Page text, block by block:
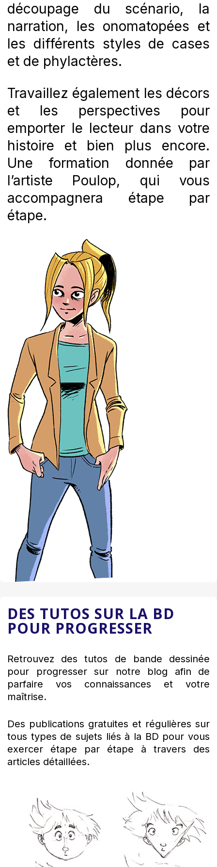
découpage du scénario, la
narration, les onomatopées et
les différents styles de cases
et de phylactères.
Travaillez également les décors
et les perspectives pour
emporter le lecteur dans votre
histoire et bien plus encore.
Une formation donnée par
l’artiste Poulop, qui vous
accompagnera étape par
étape.
DES TUTOS SUR LA BD
POUR PROGRESSER
Retrouvez des tutos de bande dessinée
pour progresser sur notre blog afin de
parfaire vos connaissances et votre
maîtrise.
Des publications gratuites et régulières sur
tous types de sujets liés à la BD pour vous
exercer étape par étape à travers des
articles détaillées.